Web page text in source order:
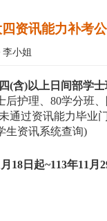
资讯能力补考
李小姐
(含)以上日间部学士
后护理、80学分班
通过资讯能力毕业
生资讯系统查询)
18日起~113年11月